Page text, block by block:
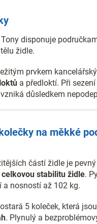
disponuje
židle.
prvkem
a předloktí. Při
důsledkem
na měkké
částí židle je
celkovou stabilitu židle.
nosností až 102 kg.
5 koleček, která
. Plynulý a